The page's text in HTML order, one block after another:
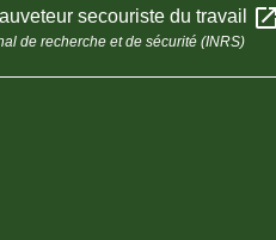
secouriste du travail open_in_new
de recherche et de sécurité (INRS)